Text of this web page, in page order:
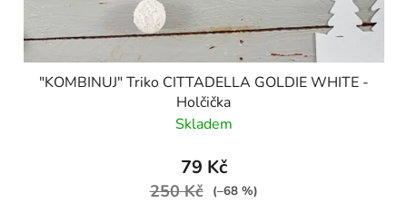
"KOMBINUJ" Triko CITTADELLA GOLDIE WHITE -
Holčička
Skladem
79 Kč
250 Kč (–68 %)